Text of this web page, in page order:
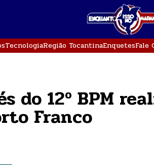
TecnologiaRegião TocantinaEnquetesFale
12º BPM
Franco